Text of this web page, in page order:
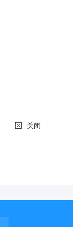
关闭